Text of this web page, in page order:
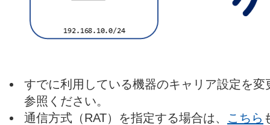
すでに利用している機器のキャリア設定を変
参照ください。
通信方式（RAT）を指定する場合は、 こちら